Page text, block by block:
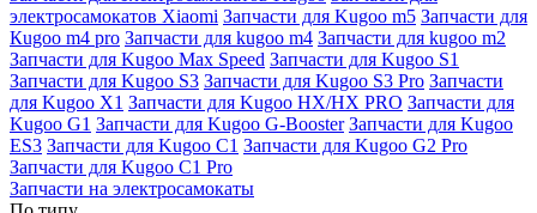
электросамокатов Xiaomi Запчасти для Kugoo m5 Запчасти для
Кugoo m4 pro Запчасти для kugoo m4 Запчасти для kugoo m2
Запчасти для Kugoo Max Speed Запчасти для Kugoo S1
Запчасти для Kugoo S3 Запчасти для Kugoo S3 Pro Запчасти
для Kugoo X1 Запчасти для Kugoo HX/HX PRO Запчасти для
Kugoo G1 Запчасти для Kugoo G-Booster Запчасти для Kugoo
ES3 Запчасти для Kugoo C1 Запчасти для Kugoo G2 Pro
Запчасти для Kugoo C1 Pro
Запчасти на электросамокаты